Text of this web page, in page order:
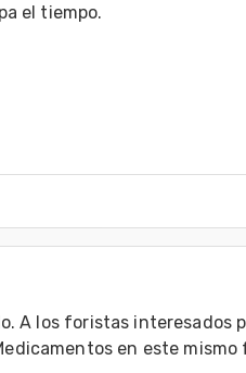
el tiempo.
A los foristas interesados
en este mismo